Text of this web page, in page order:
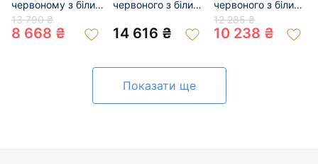
червоному з білим
кольорі з
цирконом 01-
200230606
13 790 ₴
8 668 ₴
червоного з білим
цирконом 01-
200926873
14 616 ₴
червоного з білим
кольору з
цирконом 01-
200418043
12 285 ₴
10 238 ₴
Показати ще